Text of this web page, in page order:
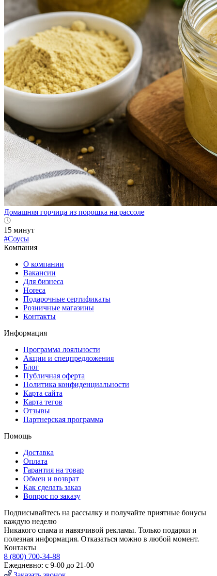
Домашняя горчица из порошка на рассоле
15 минут
#Соусы
Компания
О компании
Вакансии
Для бизнеса
Horeca
Подарочные сертификаты
Розничные магазины
Контакты
Информация
Программа лояльности
Акции и спецпредложения
Блог
Публичная оферта
Политика конфиденциальности
Карта сайта
Карта тегов
Отзывы
Партнерская программа
Помощь
Доставка
Оплата
Гарантия на товар
Обмен и возврат
Как сделать заказ
Вопрос по заказу
Подписывайтесь на рассылку и получайте приятные бонусы
каждую неделю
Никакого спама и навязчивой рекламы. Только подарки и
полезная информация. Отказаться можно в любой момент.
Контакты
8 (800) 700-34-88
Ежедневно: с 9-00 до 21-00